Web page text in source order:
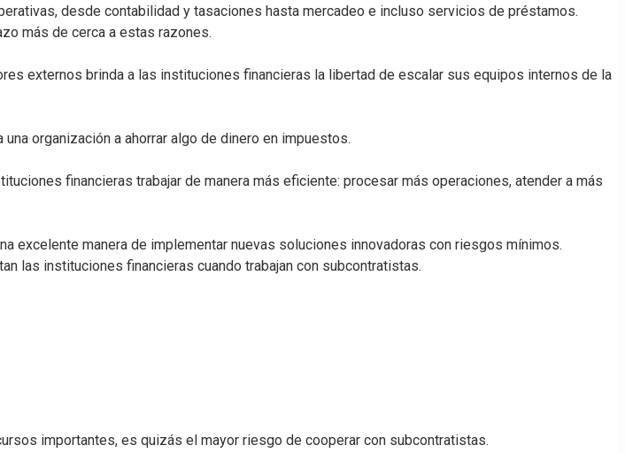
desde contabilidad y tasaciones hasta mercadeo e incluso servicios de préstamos.
más de cerca a estas razones.
externos brinda a las instituciones financieras la libertad de escalar sus equipos internos de la
una organización a ahorrar algo de dinero en impuestos.
financieras trabajar de manera más eficiente: procesar más operaciones, atender a más
excelente manera de implementar nuevas soluciones innovadoras con riesgos mínimos.
las instituciones financieras cuando trabajan con subcontratistas.
importantes, es quizás el mayor riesgo de cooperar con subcontratistas.